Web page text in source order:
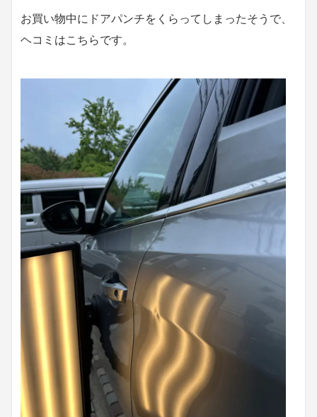
お買い物中にドアパンチをくらってしまったそうで、
ヘコミはこちらです。